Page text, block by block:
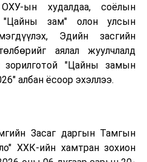
ихэнх нутгаар олон жилийн
байна
ын худалдаа, соёлын
"Цайны зам" олон улсын
Эдийн засгийн
аялал жуулчлалд
зорилготой "Цайны замын
албан ёсоор эхэллээ.
Засаг даргын Тамгын
ХХК-ийн хамтран зохион